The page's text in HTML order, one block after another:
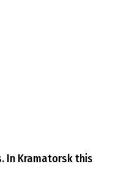
In Kramatorsk this